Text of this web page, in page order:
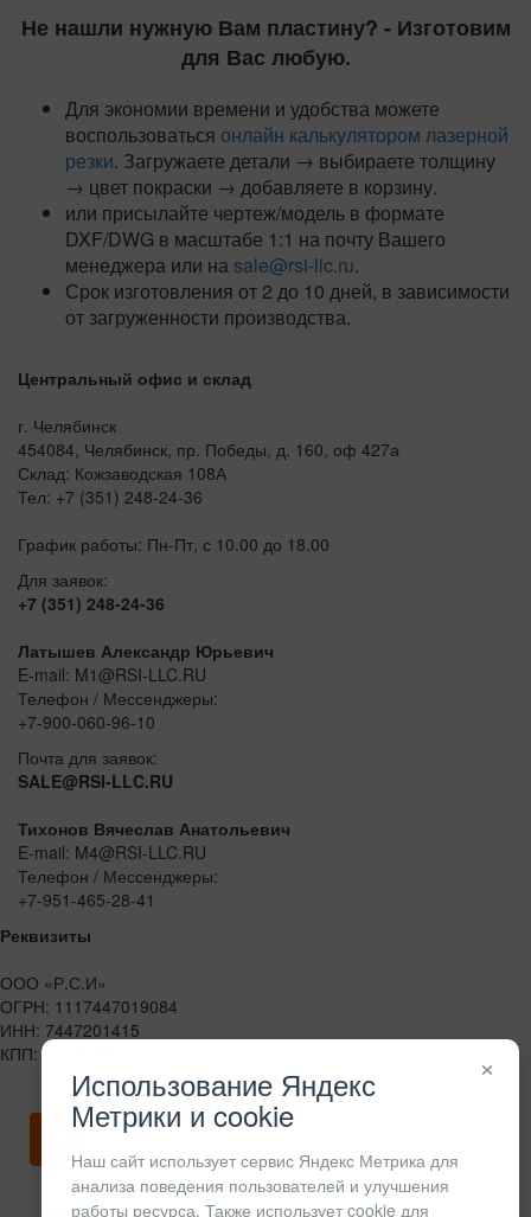
Не нашли нужную Вам пластину? - Изготовим
для Вас любую.
Для экономии времени и удобства можете
воспользоваться онлайн калькулятором лазерной
резки. Загружаете детали → выбираете толщину
→ цвет покраски → добавляете в корзину.
или присылайте чертеж/модель в формате
DXF/DWG в масштабе 1:1 на почту Вашего
менеджера или на sale@rsi-llc.ru.
Срок изготовления от 2 до 10 дней, в зависимости
от загруженности производства.
Центральный офис и склад
г. Челябинск
454084, Челябинск, пр. Победы, д. 160, оф 427а
Склад: Кожзаводская 108А
Тел: +7 (351) 248-24-36
График работы: Пн-Пт, с 10.00 до 18.00
Для заявок:
+7 (351) 248-24-36
Латышев Александр Юрьевич
E-mail: M1@RSI-LLC.RU
Телефон / Мессенджеры:
+7-900-060-96-10
Почта для заявок:
SALE@RSI-LLC.RU
Тихонов Вячеслав Анатольевич
E-mail: M4@RSI-LLC.RU
Телефон / Мессенджеры:
+7-951-465-28-41
Реквизиты
ООО «Р.С.И»
ОГРН: 1117447019084
ИНН: 7447201415
КПП: 744701001
Скачать карточку предприятия
×
Использование Яндекс
Метрики и cookie
Наш сайт использует сервис Яндекс Метрика для
анализа поведения пользователей и улучшения
работы ресурса. Также использует cookie для